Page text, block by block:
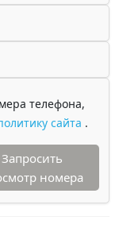
телефона,
сайта .
Запросить
номера